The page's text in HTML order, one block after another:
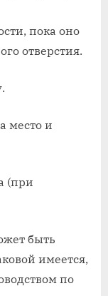
пока оно
отверстия.
место и
(при
быть
имеется,
по